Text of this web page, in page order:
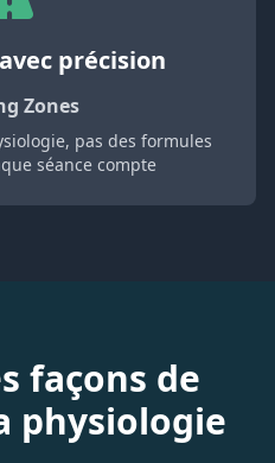
précision
Zones
pas des formules
séance compte
façons de
physiologie